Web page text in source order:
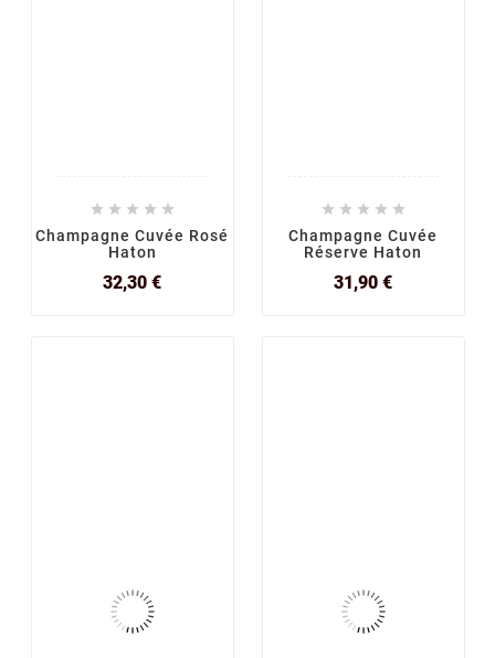
    
Champagne Cuvée Rosé
Haton
32,30 €Prix
    
Champagne Cuvée
Réserve Haton
31,90 €Prix